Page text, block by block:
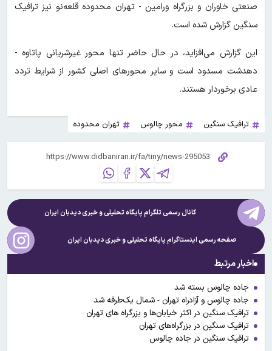
صنعتی خاوران و بزرگراه ورامین - تهران محدوده قلعه‌نو نیز ترافیک
سنگین گزارش شده است.
این گزارش می‌افزاید، در حال حاضر تنها محور غیرشریانی پاتاوه -
دهدشت مسدود است و سایر محورهای اصلی کشور از شرایط تردد
عادی برخوردار هستند.
ترافیک سنگین محور چالوس تهران محدوده
کانال رسمی تلگرام پایگاه تحلیلی و خبریدیدبان ایران
صفحه رسمی اینستاگرام پایگاه تحلیلی و خبریدیدبان ایران
اخبار مرتبط
جاده چالوس بسته شد
جاده چالوس و آزادراه تهران - شمال یک‌طرفه شد
ترافیک سنگین در اکثر خیابان‌ها و بزرگراه های تهران
ترافیک سنگین در بزرگراه‌های تهران
ترافیک سنگین در جاده چالوس